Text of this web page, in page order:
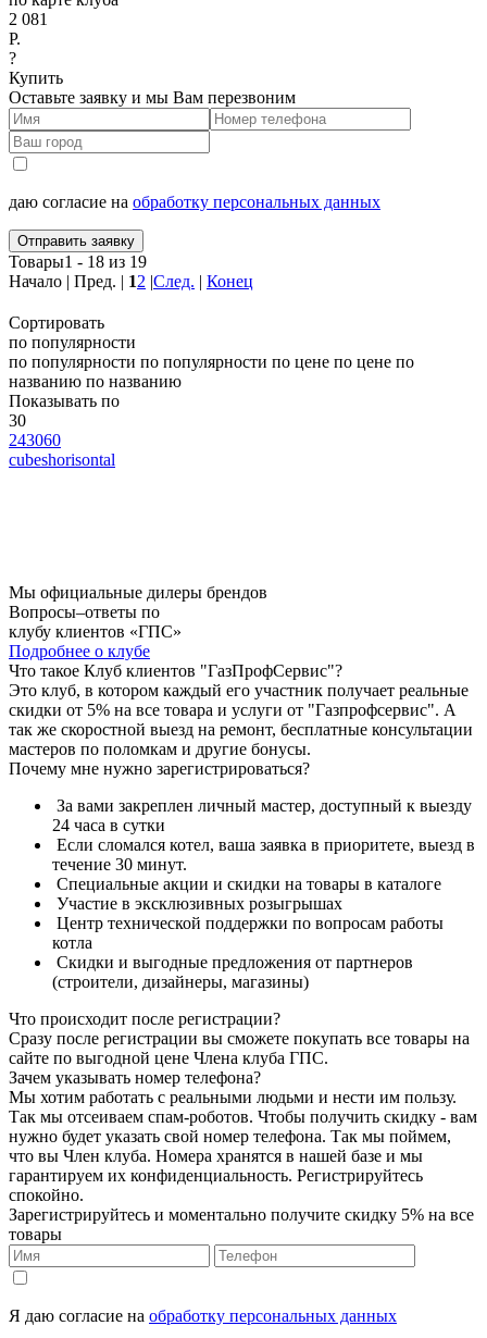
2 081
Р.
?
Купить
Оставьте заявку и мы Вам перезвоним
даю согласие на обработку персональных данных
Отправить заявку
Товары1 - 18 из 19
Начало | Пред. | 12 |След. | Конец
Сортировать
по популярности
по популярности по популярности по цене по цене по
названию по названию
Показывать по
30
243060
cubeshorisontal
Мы официальные дилеры брендов
Вопросы–ответы по
клубу клиентов «ГПС»
Подробнее о клубе
Что такое Клуб клиентов "ГазПрофСервис"?
Это клуб, в котором каждый его участник получает реальные
скидки от 5% на все товара и услуги от "Газпрофсервис". А
так же скоростной выезд на ремонт, бесплатные консультации
мастеров по поломкам и другие бонусы.
Почему мне нужно зарегистрироваться?
За вами закреплен личный мастер, доступный к выезду
24 часа в сутки
Если сломался котел, ваша заявка в приоритете, выезд в
течение 30 минут.
Специальные акции и скидки на товары в каталоге
Участие в эксклюзивных розыгрышах
Центр технической поддержки по вопросам работы
котла
Скидки и выгодные предложения от партнеров
(строители, дизайнеры, магазины)
Что происходит после регистрации?
Сразу после регистрации вы сможете покупать все товары на
сайте по выгодной цене Члена клуба ГПС.
Зачем указывать номер телефона?
Мы хотим работать с реальными людьми и нести им пользу.
Так мы отсеиваем спам-роботов. Чтобы получить скидку - вам
нужно будет указать свой номер телефона. Так мы поймем,
что вы Член клуба. Номера хранятся в нашей базе и мы
гарантируем их конфиденциальность. Регистрируйтесь
спокойно.
Зарегистрируйтесь и моментально получите скидку 5% на все
товары
Я даю согласие на обработку персональных данных